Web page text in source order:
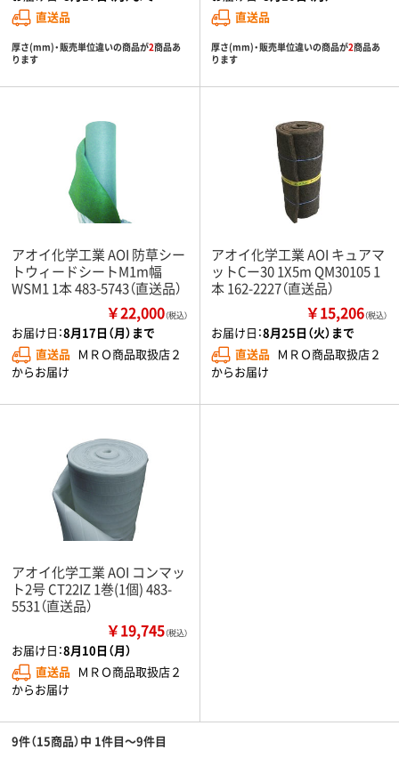
直送品
厚さ(mm)・販売単位違いの商品が2商品あ
ります
直送品
厚さ(mm)・販売単位違いの商品が2商品あ
ります
アオイ化学工業 AOI 防草シー
トウィードシートM1m幅
WSM1 1本 483-5743（直送品）
￥22,000（税込）
お届け日：8月17日（月）まで
直送品 ＭＲＯ商品取扱店２
からお届け
アオイ化学工業 AOI キュアマ
ットCー30 1X5m QM30105 1
本 162-2227（直送品）
￥15,206（税込）
お届け日：8月25日（火）まで
直送品 ＭＲＯ商品取扱店２
からお届け
アオイ化学工業 AOI コンマッ
ト2号 CT22IZ 1巻(1個) 483-
5531（直送品）
￥19,745（税込）
お届け日：8月10日（月）
直送品 ＭＲＯ商品取扱店２
からお届け
9件（15商品）中 1件目～9件目